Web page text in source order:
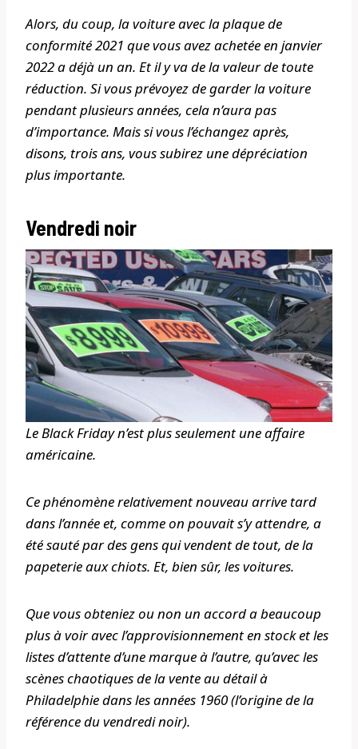
Alors, du coup, la voiture avec la plaque de
conformité 2021 que vous avez achetée en janvier
2022 a déjà un an. Et il y va de la valeur de toute
réduction. Si vous prévoyez de garder la voiture
pendant plusieurs années, cela n’aura pas
d’importance. Mais si vous l’échangez après,
disons, trois ans, vous subirez une dépréciation
plus importante.
Vendredi noir
Le Black Friday n’est plus seulement une affaire
américaine.
Ce phénomène relativement nouveau arrive tard
dans l’année et, comme on pouvait s’y attendre, a
été sauté par des gens qui vendent de tout, de la
papeterie aux chiots. Et, bien sûr, les voitures.
Que vous obteniez ou non un accord a beaucoup
plus à voir avec l’approvisionnement en stock et les
listes d’attente d’une marque à l’autre, qu’avec les
scènes chaotiques de la vente au détail à
Philadelphie dans les années 1960 (l’origine de la
référence du vendredi noir).